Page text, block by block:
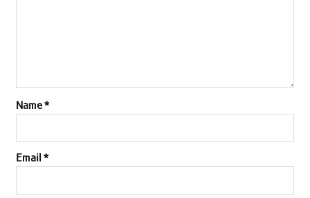
Name*
Email *